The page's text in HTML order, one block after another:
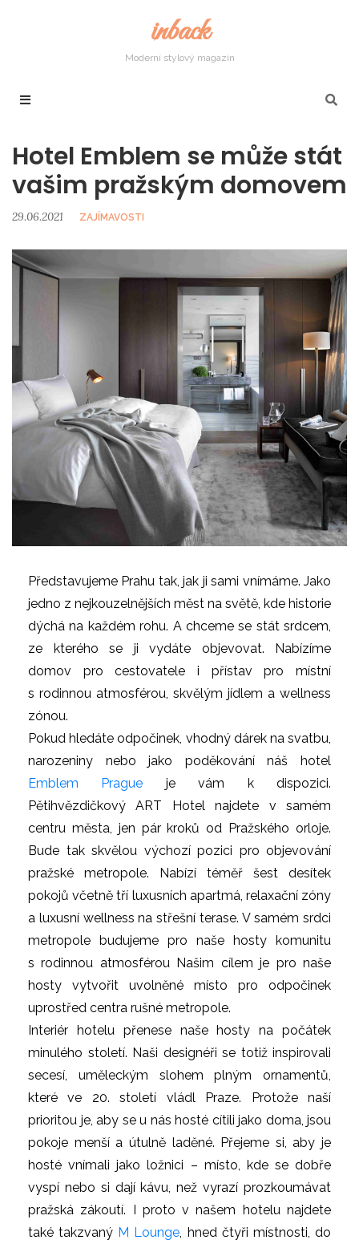
inback
Moderní stylový magazín
Hotel Emblem se může stát
vašim pražským domovem
29.06.2021 ZAJÍMAVOSTI
Představujeme Prahu tak, jak ji sami vnímáme. Jako
jedno z nejkouzelnějších měst na světě, kde historie
dýchá na každém rohu. A chceme se stát srdcem,
ze kterého se ji vydáte objevovat. Nabízíme
domov pro cestovatele i přístav pro místní
s rodinnou atmosférou, skvělým jídlem a wellness
zónou.
Pokud hledáte odpočinek, vhodný dárek na svatbu,
narozeniny nebo jako poděkování náš hotel
Emblem Prague je vám k dispozici.
Pětihvězdičkový ART Hotel najdete v samém
centru města, jen pár kroků od Pražského orloje.
Bude tak skvělou výchozí pozici pro objevování
pražské metropole. Nabízí téměř šest desítek
pokojů včetně tří luxusních apartmá, relaxační zóny
a luxusní wellness na střešní terase. V samém srdci
metropole budujeme pro naše hosty komunitu
s rodinnou atmosférou Našim cílem je pro naše
hosty vytvořit uvolněné místo pro odpočinek
uprostřed centra rušné metropole.
Interiér hotelu přenese naše hosty na počátek
minulého století. Naši designéři se totiž inspirovali
secesí, uměleckým slohem plným ornamentů,
které ve 20. století vládl Praze. Protože naší
prioritou je, aby se u nás hosté cítili jako doma, jsou
pokoje menší a útulně laděné. Přejeme si, aby je
hosté vnímali jako ložnici – místo, kde se dobře
vyspí nebo si dají kávu, než vyrazí prozkoumávat
pražská zákoutí. I proto v našem hotelu najdete
také takzvaný M Lounge, hned čtyři místnosti, do